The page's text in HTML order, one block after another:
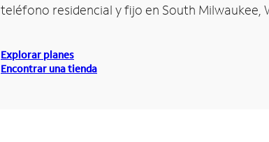
teléfono residencial y fijo en South Milwaukee,
Explorar planes
Encontrar una tienda